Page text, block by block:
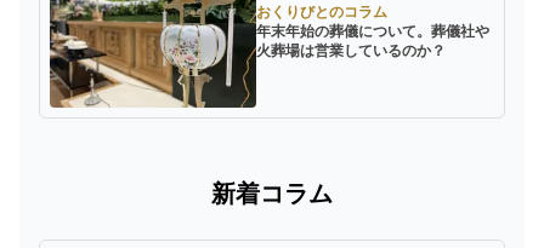
おくりびとのコラム
年末年始の葬儀について。葬儀社や
火葬場は営業しているのか？
新着コラム